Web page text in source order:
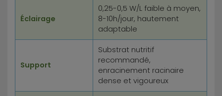
Éclairage
0,25-0,5 W/L faible à moyen,
8-10h/jour, hautement
adaptable
Support
Substrat nutritif
recommandé,
enracinement racinaire
dense et vigoureux